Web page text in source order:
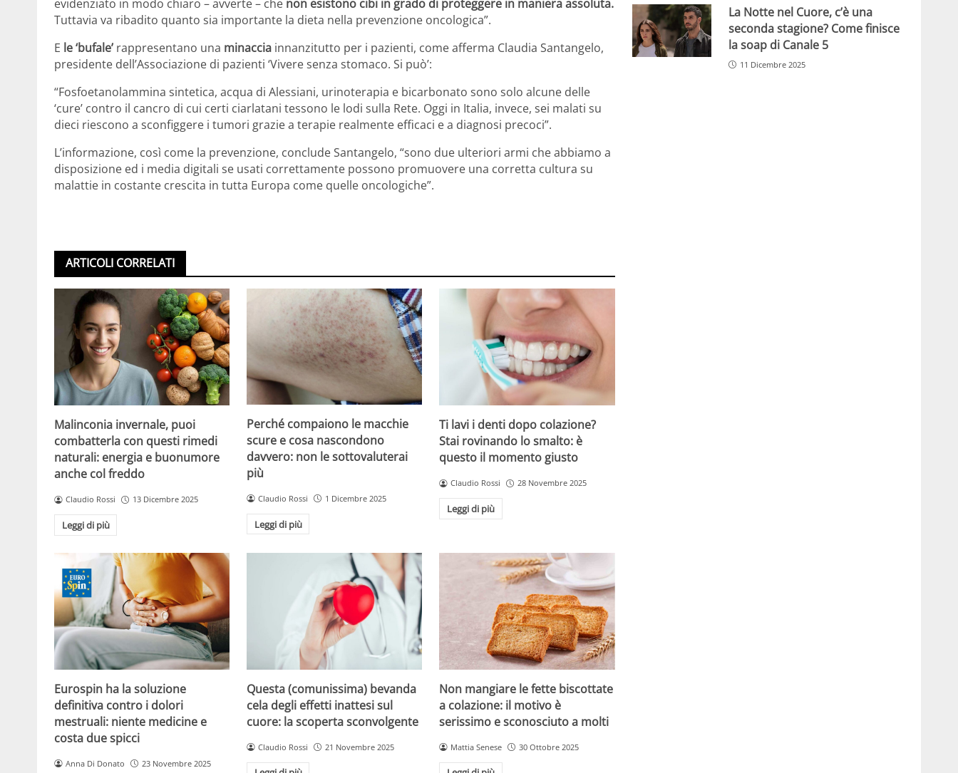
evidenziato in modo chiaro – avverte – che non esistono cibi in grado di proteggere in maniera assoluta.
Tuttavia va ribadito quanto sia importante la dieta nella prevenzione oncologica”.
E le ‘bufale’ rappresentano una minaccia innanzitutto per i pazienti, come afferma Claudia Santangelo,
presidente dell’Associazione di pazienti ‘Vivere senza stomaco. Si può’:
“Fosfoetanolammina sintetica, acqua di Alessiani, urinoterapia e bicarbonato sono solo alcune delle
‘cure’ contro il cancro di cui certi ciarlatani tessono le lodi sulla Rete. Oggi in Italia, invece, sei malati su
dieci riescono a sconfiggere i tumori grazie a terapie realmente efficaci e a diagnosi precoci”.
L’informazione, così come la prevenzione, conclude Santangelo, “sono due ulteriori armi che abbiamo a
disposizione ed i media digitali se usati correttamente possono promuovere una corretta cultura su
malattie in costante crescita in tutta Europa come quelle oncologiche”.
ARTICOLI CORRELATI
Malinconia invernale, puoi
combatterla con questi rimedi
naturali: energia e buonumore
anche col freddo
Claudio Rossi 13 Dicembre 2025
Leggi di più
Perché compaiono le macchie
scure e cosa nascondono
davvero: non le sottovaluterai
più
Claudio Rossi 1 Dicembre 2025
Leggi di più
Ti lavi i denti dopo colazione?
Stai rovinando lo smalto: è
questo il momento giusto
Claudio Rossi 28 Novembre 2025
Leggi di più
Eurospin ha la soluzione
definitiva contro i dolori
mestruali: niente medicine e
costa due spicci
Anna Di Donato 23 Novembre 2025
Questa (comunissima) bevanda
cela degli effetti inattesi sul
cuore: la scoperta sconvolgente
Claudio Rossi 21 Novembre 2025
Non mangiare le fette biscottate
a colazione: il motivo è
serissimo e sconosciuto a molti
Mattia Senese 30 Ottobre 2025
La Notte nel Cuore, c’è una
seconda stagione? Come finisce
la soap di Canale 5
11 Dicembre 2025